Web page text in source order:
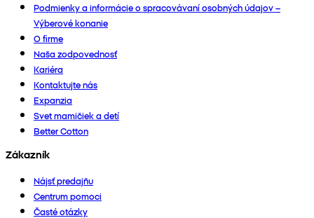
Podmienky a informácie o spracovávaní osobných údajov –
Výberové konanie
O firme
Naša zodpovednosť
Kariéra
Kontaktujte nás
Expanzia
Svet mamičiek a detí
Better Cotton
Zákazník
Nájsť predajňu
Centrum pomoci
Časté otázky